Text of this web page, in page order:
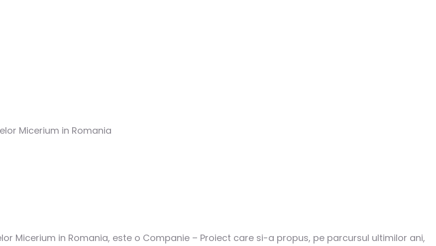
Micerium in Romania
Micerium in Romania, este o Companie – Proiect care si-a propus, pe parcursul ultimilor ani,